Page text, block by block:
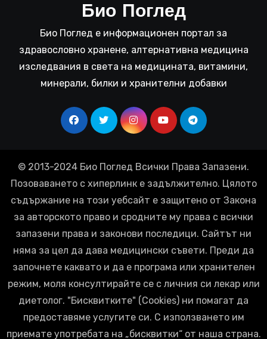
Био Поглед
Био Поглед е информационен портал за
здравословно хранене, алтернативна медицина
изследвания в света на медицината, витамини,
минерали, билки и хранителни добавки
© 2013-2024 Био Поглед Всички Права Запазени.
Позоваването с хиперлинк е задължително. Цялото
съдържание на този уебсайт е защитено от Закона
за авторското право и сродните му права с всички
запазени права и законови последици. Сайтът ни
няма за цел да дава медицински съвети. Преди да
започнете каквато и да е програма или хранителен
режим, моля консултирайте се с личния си лекар или
диетолог. "Бисквитките" (Cookies) ни помагат да
предоставяме услугите си. С използването им
приемате употребата на „бисквитки“ от наша страна.